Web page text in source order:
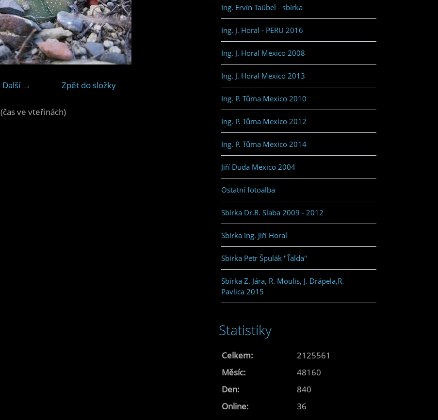
Další → Zpět do složky
(čas ve vteřinách)
Ing. Ervín Taübel - sbírka
Ing. J. Horal - PERU 2016
Ing. J. Horal Mexico 2008
Ing. J. Horal Mexico 2013
Ing. P. Tůma Mexico 2010
Ing. P. Tůma Mexico 2012
Ing. P. Tůma Mexico 2014
Jiří Duda Mexico 2004
Ostatní fotoalba
Sbírka Dr.R. Slaba 2009 - 2012
Sbírka Ing. Jiří Horal
Sbírka Petr Špulák "Ťalda"
Sbírka Z. Jára, R. Moulis, J. Drápela,R.
Pavlica 2015
Statistiky
Online: 36
Celkem:
2125561
Měsíc:
48160
Den:
840